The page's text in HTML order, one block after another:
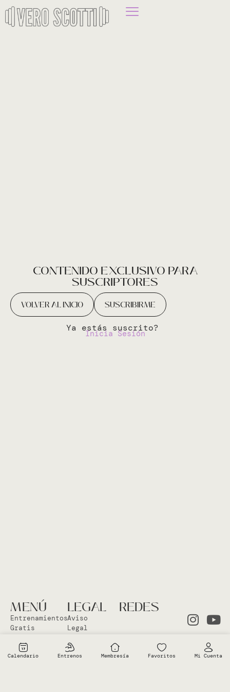
CONTENIDO EXCLUSIVO PARA
SUSCRIPTORES
VOLVER AL INICIO SUSCRIBIRME
Ya estás suscrito?
Inicia Sesión
MENÚ
Entrenamientos
Gratis
Clases en
el Studio
LEGAL
Aviso
Legal
Política
Cookies
REDES
Calendario Entrenos Membresía Favoritos Mi Cuenta